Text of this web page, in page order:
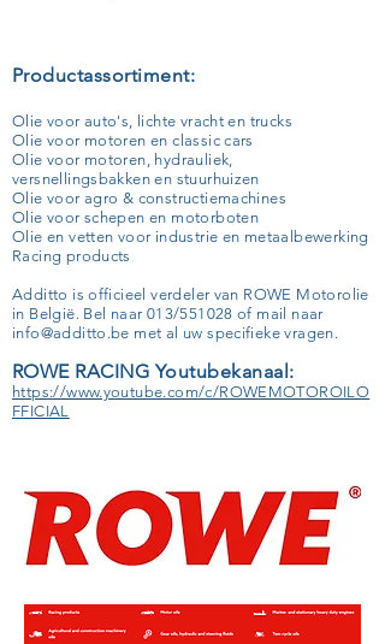
Productassortiment:
Olie voor auto's, lichte vracht en trucks
Olie voor motoren en classic cars
Olie voor motoren, hydrauliek,
versnellingsbakken en stuurhuizen
Olie voor agro & constructiemachines
Olie voor schepen en motorboten
Olie en vetten voor industrie en metaalbewerking
Racing products
Additto is officieel verdeler van ROWE Motorolie
in België. Bel naar 013/551028 of mail naar
info@additto.be met al uw specifieke vragen.
ROWE RACING Youtubekanaal:
https://www.youtube.com/c/ROWEMOTOROILO
FFICIAL